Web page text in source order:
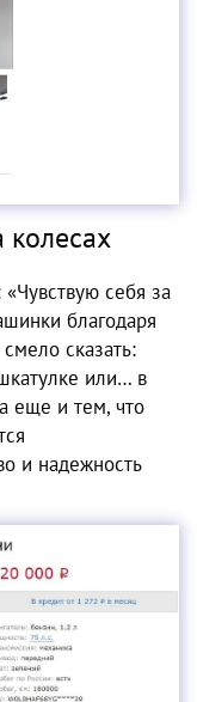
колесах
себя за
благодаря
сказать:
или… в
еще и тем, что
и надежность